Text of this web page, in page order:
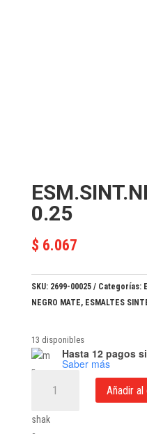
0.25
$ 6.067
SKU: 2699-00025 Categorías:
NEGRO MATE, ESMALTES
13 disponibles
Hasta 12 pagos
Saber más
ESM.SINT.NEGRO
0.25
Añadir